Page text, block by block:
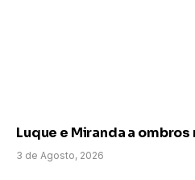
Luque e Miranda a
3 de Agosto, 2026